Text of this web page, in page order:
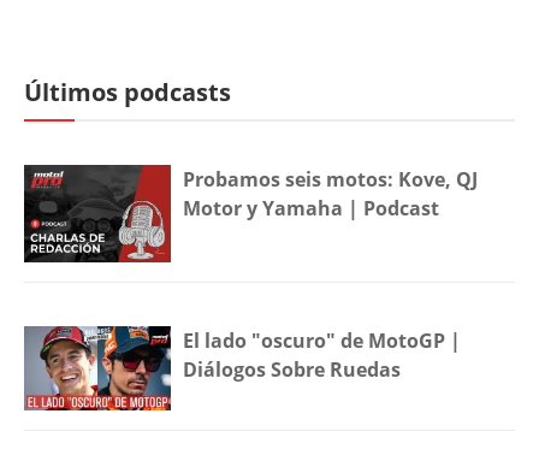
Últimos podcasts
Probamos seis motos: Kove, QJ
Motor y Yamaha | Podcast
El lado "oscuro" de MotoGP |
Diálogos Sobre Ruedas